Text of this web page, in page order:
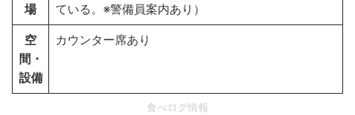
場
ている。※警備員案内あり）
空
間・
設備
カウンター席あり
食べログ情報